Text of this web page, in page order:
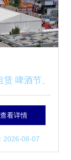
啤酒节、
活动的首选
价格解析
查看详情
2026-08-07